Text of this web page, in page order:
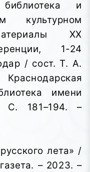
и
XX
1-24
/ сост. Т. А.
имени
181–194. –
лета» /
– 2023. –